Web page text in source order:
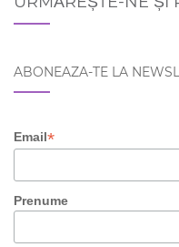
ABONEAZA-TE LA
Email*
Prenume